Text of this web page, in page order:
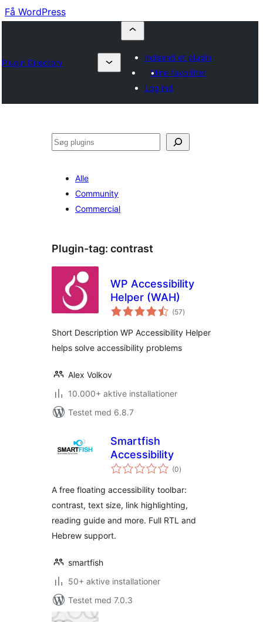
Få WordPress
Plugin Directory
Indsend et plugin
Mine favoritter
Log ind
Søg
Alle
Community
Commercial
Plugin-tag: contrast
WP Accessibility
Helper (WAH)
(57totale
bedømmelser
)
Short Description WP Accessibility Helper
helps solve accessibility problems
Alex Volkov
10.000+ aktive installationer
Testet med 6.8.7
Smartfish
Accessibility
(0totale
bedømmelser
)
A free floating accessibility toolbar:
contrast, text size, link highlighting,
reading guide and more. Full RTL and
Hebrew support.
smartfish
50+ aktive installationer
Testet med 7.0.3